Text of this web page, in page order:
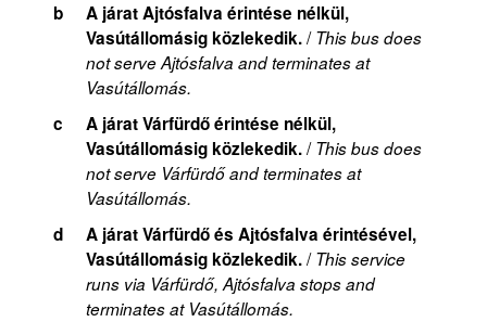
b
A járat Ajtósfalva érintése nélkül,
Vasútállomásig közlekedik./This bus does
not serve Ajtósfalva and terminates at
Vasútállomás.
c
A járat Várfürdő érintése nélkül,
Vasútállomásig közlekedik./This bus does
not serve Várfürdő and terminates at
Vasútállomás.
d
A járat Várfürdő és Ajtósfalva érintésével,
Vasútállomásig közlekedik./This service
runs via Várfürdő, Ajtósfalva stops and
terminates at Vasútállomás.